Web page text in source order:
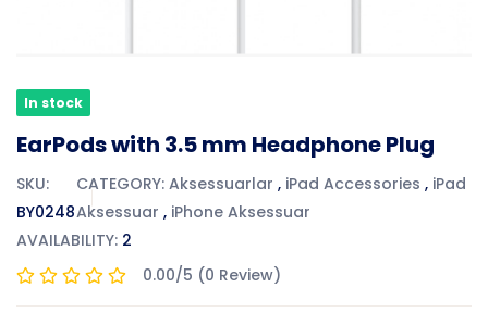
In stock
EarPods with 3.5 mm Headphone Plug
SKU:
BY0248
CATEGORY: Aksessuarlar , iPad Accessories , iPad
Aksessuar , iPhone Aksessuar
AVAILABILITY: 2
0.00/5 (0 Review)